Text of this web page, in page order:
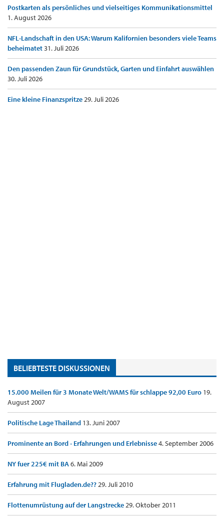
Postkarten als persönliches und vielseitiges Kommunikationsmittel
1. August 2026
NFL-Landschaft in den USA: Warum Kalifornien besonders viele Teams
beheimatet31. Juli 2026
Den passenden Zaun für Grundstück, Garten und Einfahrt auswählen
30. Juli 2026
Eine kleine Finanzspritze29. Juli 2026
BELIEBTESTE DISKUSSIONEN
15.000 Meilen für 3 Monate Welt/WAMS für schlappe 92,00 Euro 19.
August 2007
Politische Lage Thailand 13. Juni 2007
Prominente an Bord - Erfahrungen und Erlebnisse4. September 2006
NY fuer 225€ mit BA6. Mai 2009
Erfahrung mit Flugladen.de??29. Juli 2010
Flottenumrüstung auf der Langstrecke29. Oktober 2011